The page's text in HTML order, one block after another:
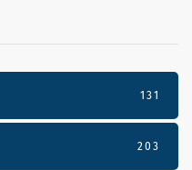
131
203